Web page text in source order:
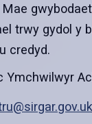
trwy gydol y
credyd.
Ymchwilwyr